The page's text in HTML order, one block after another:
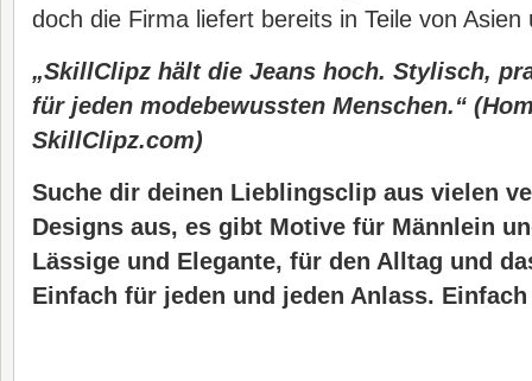
doch die Firma liefert bereits in Teile von Asien
„SkillClipz hält die Jeans hoch. Stylisch,
für jeden modebewussten Menschen.“
SkillClipz.com)
Suche dir deinen Lieblingsclip aus vielen
Designs aus, es gibt Motive für Männlein
Lässige und Elegante, für den Alltag und
Einfach für jeden und jeden Anlass.